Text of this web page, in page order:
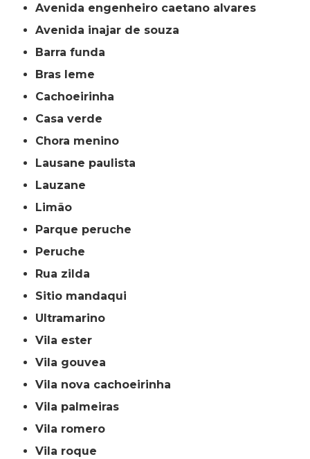
avenida engenheiro caetano alvares
avenida inajar de souza
barra funda
bras leme
cachoeirinha
casa verde
chora menino
lausane paulista
lauzane
limão
parque peruche
peruche
rua zilda
sitio mandaqui
ultramarino
vila ester
vila gouvea
vila nova cachoeirinha
vila palmeiras
vila romero
vila roque